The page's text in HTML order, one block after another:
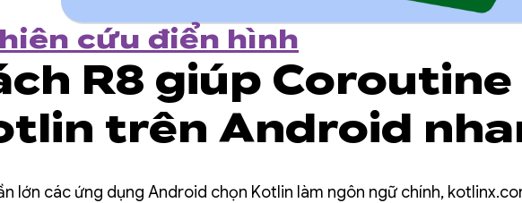
cứu điển hình
R8 giúp Coroutine
trên Android
gấp 2 lần
lớn các ứng dụng Android chọn Kotlin làm ngôn ngữ chính,